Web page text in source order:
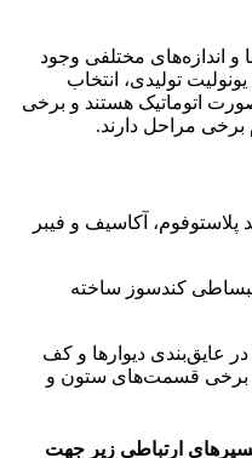
اندازه‌های مختلفی وجود
تولیدی، انتخاب
اتوماتیک هستند و برخی
برخی مراحل دارند.
پلاستوفوم، آکاسیف و فیبر
کندسوز ساخته
عایق‌بندی دیوارها و کف
و برخی قسمت‌های ستون و
ارتباطی زیر جهت